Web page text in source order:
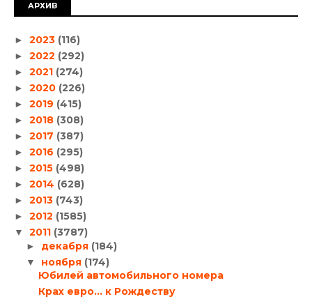
АРХИВ
► 2023 (116)
► 2022 (292)
► 2021 (274)
► 2020 (226)
► 2019 (415)
► 2018 (308)
► 2017 (387)
► 2016 (295)
► 2015 (498)
► 2014 (628)
► 2013 (743)
► 2012 (1585)
▼ 2011 (3787)
► декабря (184)
▼ ноября (174)
Юбилей автомобильного номера
Крах евро… к Рождеству